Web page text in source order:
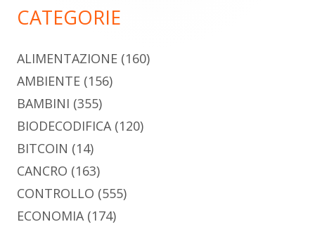
CATEGORIE
ALIMENTAZIONE (160)
AMBIENTE (156)
BAMBINI (355)
BIODECODIFICA(120)
BITCOIN (14)
CANCRO (163)
CONTROLLO (555)
ECONOMIA(174)